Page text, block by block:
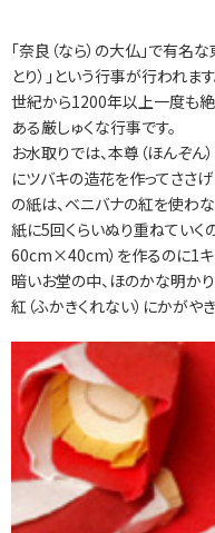
「奈良（なら）の大仏」で有名
とり）」という行事が行われま
世紀から1200年以上一度も絶
ある厳しゅくな行事です。
お水取りでは、本尊（ほんぞん
にツバキの造花を作ってささ
の紙は、ベニバナの紅を使わ
紙に5回くらいぬり重ねていく
60cm×40cm）を作るのに1キ
暗いお堂の中、ほのかな明か
紅（ふかきくれない）にかがやき